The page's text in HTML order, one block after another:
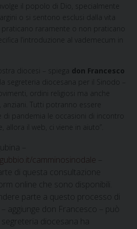
il popolo di Dio, specialmente
o si sentono esclusi dalla vita
praticano raramente o non praticano
l’introduzione al vademecum in
diocesi – spiega don Francesco
segreteria diocesana per il Sinodo –
ordini religiosi ma anche
Tutti potranno essere
di pandemia le occasioni di incontro
il web, ci viene in aiuto”.
–
camminosinodale
di questa consultazione
online che sono disponibili.
parte a questo processo di
aggiunge don Francesco – può
diocesana ha